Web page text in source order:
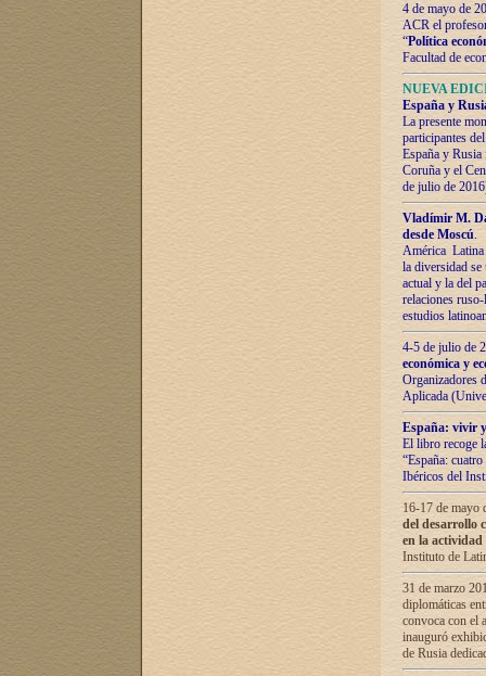
4 de mayo de
ACR el
“Política
Facultad de
NUEVA
España y
La presente
participantes
España y
Coruña y el
de julio de
Vladímir М.
desde Moscú.
América Latina
la diversidad
actual у lа del
relaciones
estudios
4-5 de julio de
económica y
Organizadores
Aplicada
España: vivir
El libro recoge
“España:
Ibéricos del
16-17 de mayo
del desarrollo
en la
Instituto de
31 de marzo
diplomáticas
convoca con el
inauguró
de Rusia